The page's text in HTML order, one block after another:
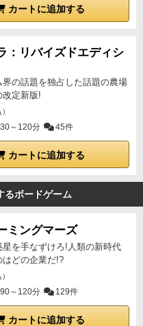
カートに追加する
：リバイズドエディシ
界の話題を独占した話題の農場
改定新版!
30～120分 45件
カートに追加する
るボードゲーム
ミングマーズ
星を手なずけろ!人類の新時代
はどの企業だ!?
90～120分 129件
カートに追加する